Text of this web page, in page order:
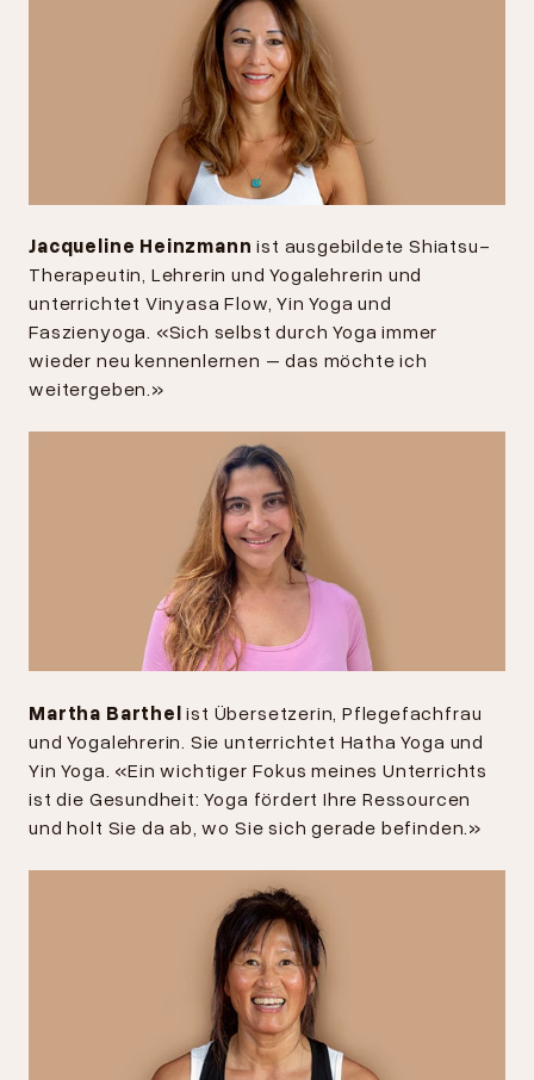
Jacqueline Heinzmann ist ausgebildete Shiatsu-
Therapeutin, Lehrerin und Yogalehrerin und
unterrichtet Vinyasa Flow, Yin Yoga und
Faszienyoga. «Sich selbst durch Yoga immer
wieder neu kennenlernen – das möchte ich
weitergeben.»
Martha Barthelist Übersetzerin, Pflegefachfrau
und Yogalehrerin. Sie unterrichtet Hatha Yoga und
Yin Yoga. «Ein wichtiger Fokus meines Unterrichts
ist die Gesundheit: Yoga fördert Ihre Ressourcen
und holt Sie da ab, wo Sie sich gerade befinden.»